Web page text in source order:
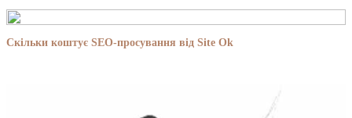
Скільки коштує SEO-просування від Site Ok